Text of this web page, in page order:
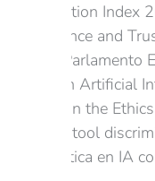
AI Adoption Index
Governance and
(AI Act), Parlamento
on Artificial
on the
AI hiring tool
la ética en IA